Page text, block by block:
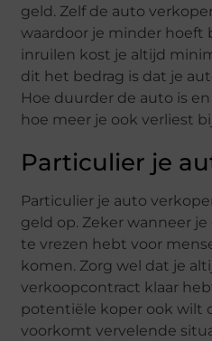
geld. Zelf de auto
waardoor je minder hoeft
inruilen kost je altijd
dit het bedrag is dat je
Hoe duurder de auto is
hoe meer je ook verliest
Particulier je
Particulier je auto
geld op. Zeker wanneer
te vrezen hebt voor
komen. Zorg wel dat je
verkoopcontract klaar
potentiële koper ook wilt
voorkomt vervelende